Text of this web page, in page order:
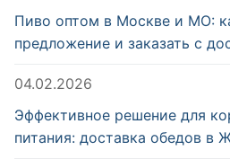
Пиво оптом в Москве и МО:
предложение и заказать с
04.02.2026
Эффективное решение для
питания: доставка обедов в